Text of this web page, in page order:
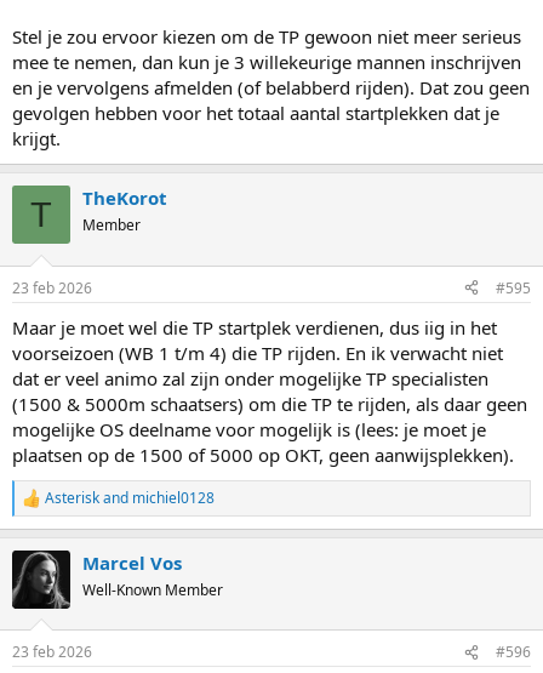
Stel je zou ervoor kiezen om de TP gewoon niet meer serieus
mee te nemen, dan kun je 3 willekeurige mannen inschrijven
en je vervolgens afmelden (of belabberd rijden). Dat zou geen
gevolgen hebben voor het totaal aantal startplekken dat je
krijgt.
T TheKorot
Member
23 feb 2026 #595
Maar je moet wel die TP startplek verdienen, dus iig in het
voorseizoen (WB 1 t/m 4) die TP rijden. En ik verwacht niet
dat er veel animo zal zijn onder mogelijke TP specialisten
(1500 & 5000m schaatsers) om die TP te rijden, als daar geen
mogelijke OS deelname voor mogelijk is (lees: je moet je
plaatsen op de 1500 of 5000 op OKT, geen aanwijsplekken).
R
e
c
t
s
Asteriskand michiel0128
Marcel Vos
Well-Known Member
23 feb 2026 #596